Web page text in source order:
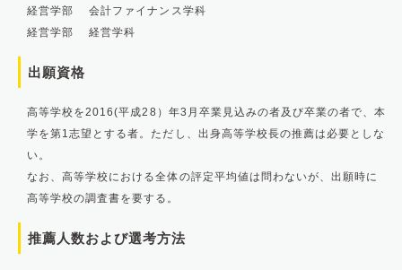
経営学部 会計ファイナンス学科
経営学部 経営学科
出願資格
高等学校を2016(平成28）年3月卒業見込みの者及び卒業の者で、本
学を第1志望とする者。ただし、出身高等学校長の推薦は必要としな
い。
なお、高等学校における全体の評定平均値は問わないが、出願時に
高等学校の調査書を要する。
推薦人数および選考方法